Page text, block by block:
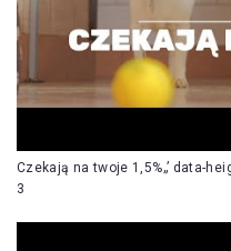
Czekają na twoje 1,5%„’ data-
3